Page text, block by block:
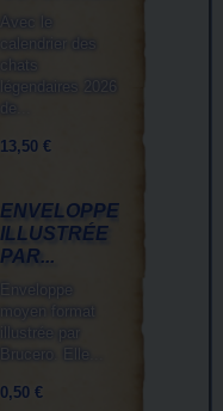
Avec le
calendrier des
chats
légendaires 2026
de...
13,50 €
ENVELOPPE
ILLUSTRÉE
PAR...
Enveloppe
moyen format
illustrée par
Brucero. Elle...
0,50 €